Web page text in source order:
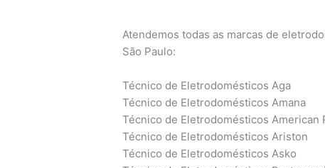
Atendemos todas as marcas de
São Paulo:
Técnico de Eletrodomésticos Aga
Técnico de Eletrodomésticos Amana
Técnico de Eletrodomésticos American
Técnico de Eletrodomésticos Ariston
Técnico de Eletrodomésticos Asko